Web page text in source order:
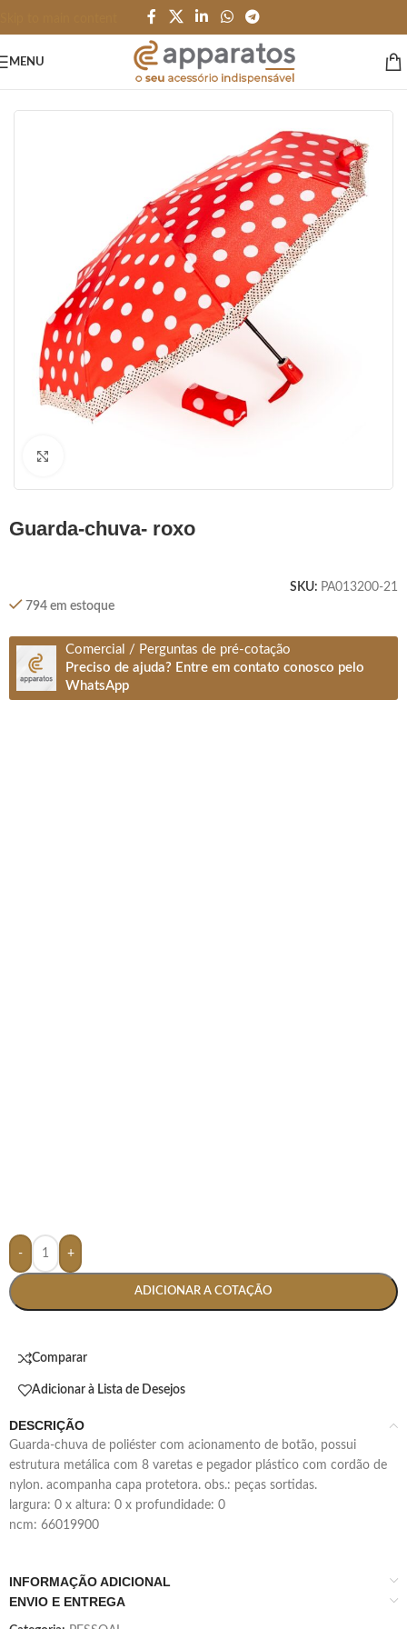
MENU
guarda-chuva- roxo
SKU: PA013200-21
794 em estoque
Comercial / Perguntas de pré-cotação
Preciso de ajuda? Entre em contato conosco pelo
WhatsApp
- +
ADICIONAR A COTAÇÃO
Comparar
Adicionar à Lista de Desejos
DESCRIÇÃO
guarda-chuva de poliéster com acionamento de botão, possui
estrutura metálica com 8 varetas e pegador plástico com cordão de
nylon. acompanha capa protetora. obs.: peças sortidas.
largura: 0 x altura: 0 x profundidade: 0
ncm: 66019900
INFORMAÇÃO ADICIONAL
ENVIO E ENTREGA